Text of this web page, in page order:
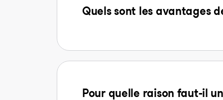
Quels sont les avantages
Pour quelle raison faut-il